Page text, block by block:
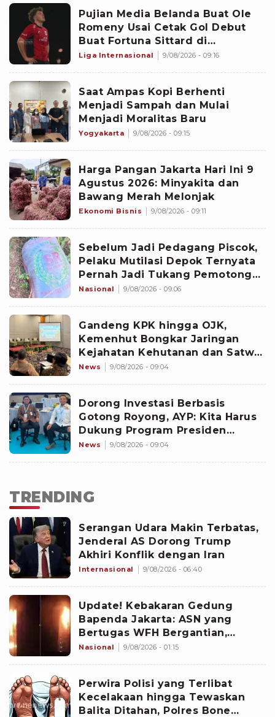
Pujian Media Belanda Buat Ole
Romeny Usai Cetak Gol Debut
Buat Fortuna Sittard di
Eredivisie: Penyelesaian yang
Liga Internasional 9/08/2026 - 09:16
Saat Ampas Kopi Berhenti
Menjadi Sampah dan Mulai
Menjadi Moralitas Baru
Yogyakarta 9/08/2026 - 09:15
Harga Pangan Jakarta Hari Ini 9
Agustus 2026: Minyakita dan
Bawang Merah Melonjak
Ekonomi Bisnis 9/08/2026 - 09:11
Sebelum Jadi Pedagang Piscok,
Pelaku Mutilasi Depok Ternyata
Pernah Jadi Tukang Pemotong
Daging
Nasional 9/08/2026 - 09:06
Gandeng KPK hingga OJK,
Kemenhut Bongkar Jaringan
Kejahatan Kehutanan dan Satwa
Liar
News 9/08/2026 - 09:04
Dorong Investasi Berbasis
Gotong Royong, AYP: Kita Harus
Dukung Program Presiden
Prabowo Eliminasi Kemiskinan
News 9/08/2026 - 09:04
TRENDING
Serangan Udara Makin Terbatas,
Jenderal AS Dorong Trump
Akhiri Konflik dengan Iran
Internasional 9/08/2026 - 06:40
Update! Kebakaran Gedung
Bapenda Jakarta: ASN yang
Bertugas WFH Bergantian,
Pramono Pastikan Layanan Tetap
Nasional 9/08/2026 - 01:15
Perwira Polisi yang Terlibat
Kecelakaan hingga Tewaskan
Balita Ditahan, Polres Bone